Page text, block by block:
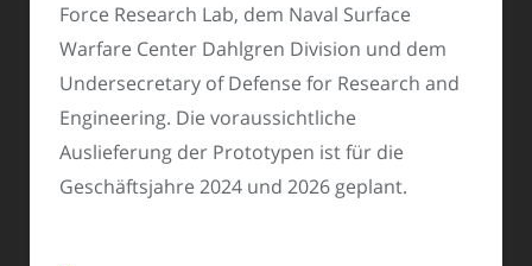
Force Research Lab, dem Naval Surface
Warfare Center Dahlgren Division und dem
Undersecretary of Defense for Research and
Engineering. Die voraussichtliche
Auslieferung der Prototypen ist für die
Geschäftsjahre 2024 und 2026 geplant.